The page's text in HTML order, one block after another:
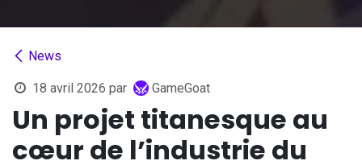
News
18 avril 2026 par GameGoat
Un projet titanesque au
cœur de l’industrie du